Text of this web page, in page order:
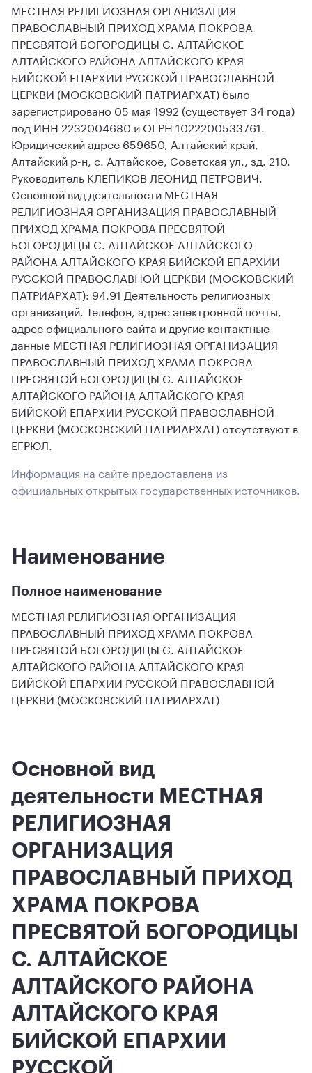
МЕСТНАЯ РЕЛИГИОЗНАЯ ОРГАНИЗАЦИЯ
ПРАВОСЛАВНЫЙ ПРИХОД ХРАМА ПОКРОВА
ПРЕСВЯТОЙ БОГОРОДИЦЫ С. АЛТАЙСКОЕ
АЛТАЙСКОГО РАЙОНА АЛТАЙСКОГО КРАЯ
БИЙСКОЙ ЕПАРХИИ РУССКОЙ ПРАВОСЛАВНОЙ
ЦЕРКВИ (МОСКОВСКИЙ ПАТРИАРХАТ) было
зарегистрировано 05 мая 1992 (существует 34 года)
под ИНН 2232004680 и ОГРН 1022200533761.
Юридический адрес 659650, Алтайский край,
Алтайский р-н, с. Алтайское, Советская ул., зд. 210.
Руководитель КЛЕПИКОВ ЛЕОНИД ПЕТРОВИЧ.
Основной вид деятельности МЕСТНАЯ
РЕЛИГИОЗНАЯ ОРГАНИЗАЦИЯ ПРАВОСЛАВНЫЙ
ПРИХОД ХРАМА ПОКРОВА ПРЕСВЯТОЙ
БОГОРОДИЦЫ С. АЛТАЙСКОЕ АЛТАЙСКОГО
РАЙОНА АЛТАЙСКОГО КРАЯ БИЙСКОЙ ЕПАРХИИ
РУССКОЙ ПРАВОСЛАВНОЙ ЦЕРКВИ (МОСКОВСКИЙ
ПАТРИАРХАТ): 94.91 Деятельность религиозных
организаций. Телефон, адрес электронной почты,
адрес официального сайта и другие контактные
данные МЕСТНАЯ РЕЛИГИОЗНАЯ ОРГАНИЗАЦИЯ
ПРАВОСЛАВНЫЙ ПРИХОД ХРАМА ПОКРОВА
ПРЕСВЯТОЙ БОГОРОДИЦЫ С. АЛТАЙСКОЕ
АЛТАЙСКОГО РАЙОНА АЛТАЙСКОГО КРАЯ
БИЙСКОЙ ЕПАРХИИ РУССКОЙ ПРАВОСЛАВНОЙ
ЦЕРКВИ (МОСКОВСКИЙ ПАТРИАРХАТ) отсутствуют в
ЕГРЮЛ.
Информация на сайте предоставлена из
официальных открытых государственных источников.
Наименование
Полное наименование
МЕСТНАЯ РЕЛИГИОЗНАЯ ОРГАНИЗАЦИЯ
ПРАВОСЛАВНЫЙ ПРИХОД ХРАМА ПОКРОВА
ПРЕСВЯТОЙ БОГОРОДИЦЫ С. АЛТАЙСКОЕ
АЛТАЙСКОГО РАЙОНА АЛТАЙСКОГО КРАЯ
БИЙСКОЙ ЕПАРХИИ РУССКОЙ ПРАВОСЛАВНОЙ
ЦЕРКВИ (МОСКОВСКИЙ ПАТРИАРХАТ)
Основной вид
деятельности МЕСТНАЯ
РЕЛИГИОЗНАЯ
ОРГАНИЗАЦИЯ
ПРАВОСЛАВНЫЙ ПРИХОД
ХРАМА ПОКРОВА
ПРЕСВЯТОЙ БОГОРОДИЦЫ
С. АЛТАЙСКОЕ
АЛТАЙСКОГО РАЙОНА
АЛТАЙСКОГО КРАЯ
БИЙСКОЙ ЕПАРХИИ
РУССКОЙ